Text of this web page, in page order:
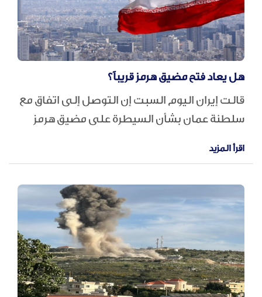
هل يعاد فتح مضيق هرمز قريباً؟
قالت إيران اليوم السبت إن التوصل إلى اتفاق ​مع
سلطنة عمان بشأن السيطرة على مضيق هرمز
المائي، في حين ذكرت الإمارات أن طهران
اقرأ المزيد